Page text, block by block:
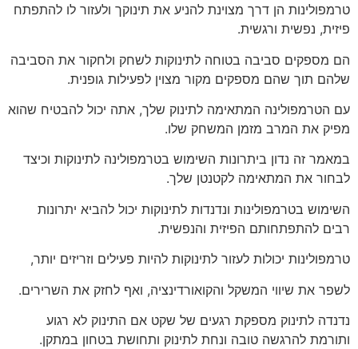
טרמפולינות הן דרך מצוינת להניע את תינוקך ולעזור לו להתפתח
פיזית, נפשית ורגשית.
הם מספקים סביבה בטוחה לתינוקות לשחק ולחקור את הסביבה
שלהם תוך שהם מספקים מקור מצוין לפעילות גופנית.
עם הטרמפולינה המתאימה לתינוק שלך, אתה יכול להבטיח שהוא
מפיק את המרב מזמן המשחק שלו.
במאמר זה נדון ביתרונות השימוש בטרמפולינה לתינוקות וכיצד
לבחור את המתאימה לקטנטן שלך.
השימוש בטרמפולינות ונדנדות לתינוקות יכול להביא יתרונות
רבים להתפתחותם הפיזית והנפשית.
טרמפולינות יכולות לעזור לתינוקות להיות פעילים וזריזים יותר,
לשפר את שיווי המשקל והקואורדינציה, ואף לחזק את השרירים.
נדנדה לתינוק מספקת רגעים של שקט אם התינוק לא רגוע
ותורמת להרגשה טובה ונחת לתינוק ותחושת בטחון במתקן.